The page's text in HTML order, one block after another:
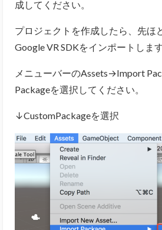
成してください。
プロジェクトを作成したら、先ほ
Google VR SDKをインポートします
メニューバーのAssets→Import
Packageを選択してください。
↓CustomPackageを選択